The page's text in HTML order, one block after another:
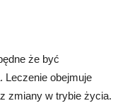
że być
Leczenie obejmuje
zmiany w trybie życia.